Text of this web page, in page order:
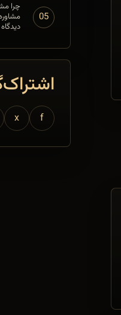
05
چرا
f
x